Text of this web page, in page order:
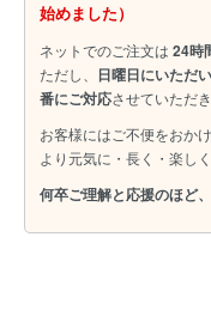
始めました）
ネットでのご注文は 24時
ただし、
日曜日にいただ
番にご対応させていただき
お客様にはご不便をおか
より元気に・長く・楽し
何卒ご理解と応援のほど